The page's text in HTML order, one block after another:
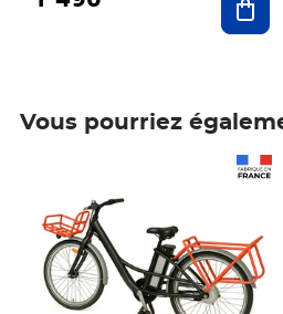
Vous pourriez